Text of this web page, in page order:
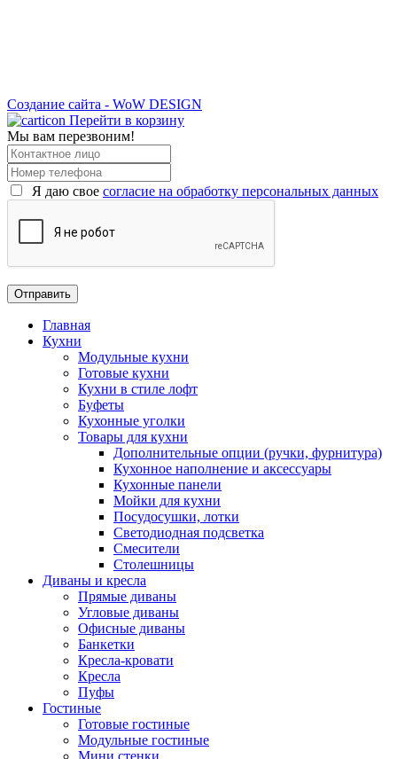
Создание сайта - WoW DESIGN
Перейти в корзину
Мы вам перезвоним!
Я даю свое согласие на обработку персональных данных
Главная
Кухни
Модульные кухни
Готовые кухни
Кухни в стиле лофт
Буфеты
Кухонные уголки
Товары для кухни
Дополнительные опции (ручки, фурнитура)
Кухонное наполнение и аксессуары
Кухонные панели
Мойки для кухни
Посудосушки, лотки
Светодиодная подсветка
Смесители
Столешницы
Диваны и кресла
Прямые диваны
Угловые диваны
Офисные диваны
Банкетки
Кресла-кровати
Кресла
Пуфы
Гостиные
Готовые гостиные
Модульные гостиные
Мини стенки